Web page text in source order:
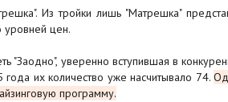
Из тройки лишь "Матрешка"
уровней цен.
"Заодно", уверенно вступившая в
их количество уже насчитывало 74.
программу.